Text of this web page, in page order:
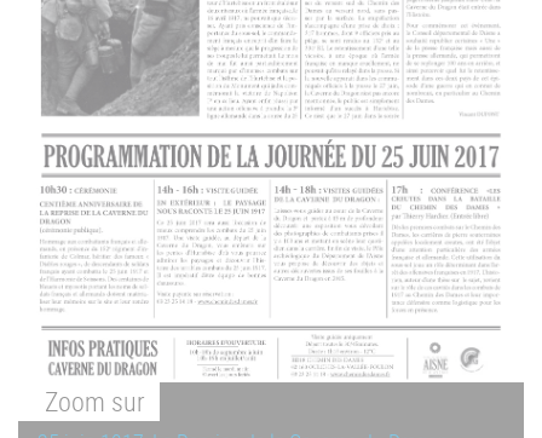
Zoom sur